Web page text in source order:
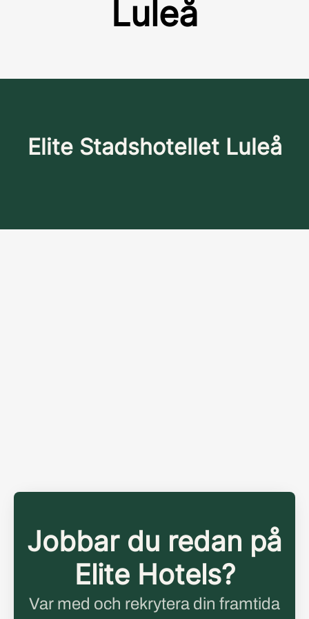
Luleå
Elite Stadshotellet Luleå
Jobbar du redan på
Elite Hotels?
Var med och rekrytera din framtida